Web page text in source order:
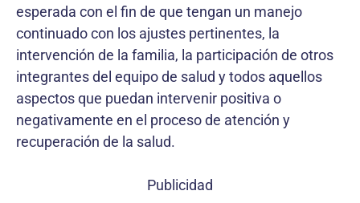
esperada con el fin de que tengan un manejo
continuado con los ajustes pertinentes, la
intervención de la familia, la participación de otros
integrantes del equipo de salud y todos aquellos
aspectos que puedan intervenir positiva o
negativamente en el proceso de atención y
recuperación de la salud.
Publicidad